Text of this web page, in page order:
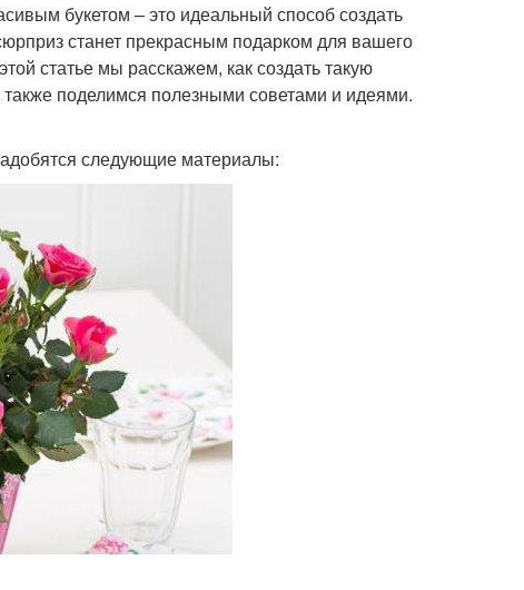
букетом – это идеальный способ создать
станет прекрасным подарком для вашего
статье мы расскажем, как создать такую
также поделимся полезными советами и идеями.
следующие материалы: